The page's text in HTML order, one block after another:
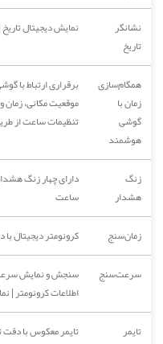
نشانگر
تاریخ
نمایش دیجیتال
همگام‌سازی
زمان با
گوشی
هوشمند
برقراری ارتباط با
موقعیت مکانی،
تنظیمات ساعت از
زنگ
هشدار
دارای چهار زنگ
ساعت
زمان‌سنج
کرونومتر دیجیتال با
سرعت‌سنج
سنجش و نمایش
اطلاعات کرونومتر |
تایمر
تایمر معکوس با دقت